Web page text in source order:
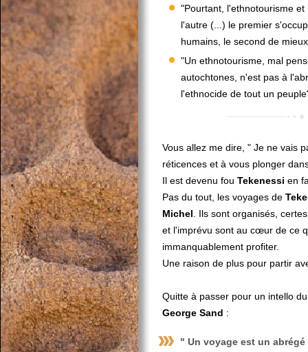
"Pourtant, l'ethnotourisme
l'autre (...) le premier
humains, le second de
"Un ethnotourisme, mal
autochtones, n'est pas à
l'ethnocide de tout un
Vous allez me dire, " Je ne vais
réticences et à vous plonger
Il est devenu fou Tekenessi en
Pas du tout, les voyages de
Michel . Ils sont organisés,
et l'imprévu sont au cœur de ce
immanquablement profiter.
Une raison de plus pour partir
Quitte à passer pour un intello
George Sand :
" Un voyage est un